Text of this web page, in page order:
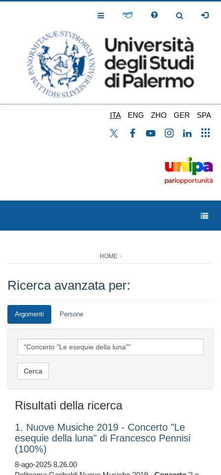
Toggle
Toggle
ITA ENG ZHO GER SPA
HOME
Ricerca avanzata per:
Argomenti Persone
Risultati della ricerca
1. Nuove Musiche 2019 - Concerto "Le
esequie della luna" di Francesco Pennisi
(100%)
8-ago-2025 8.26.00